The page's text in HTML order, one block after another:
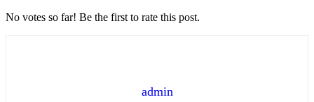
No votes so far! Be the first to rate this post.
admin